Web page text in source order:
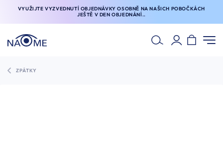
VYUŽIJTE VYZVEDNUTÍ OBJEDNÁVKY OSOBNĚ NA NAŠICH POBOČKÁCH
JEŠTĚ V DEN OBJEDNÁNÍ..
ZPÁTKY